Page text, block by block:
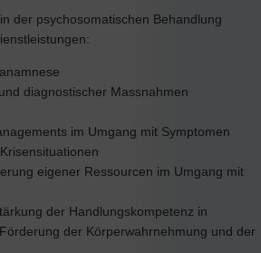
der psychosomatischen Behandlung
diagnostischer Massnahmen
im Umgang mit Symptomen
eigener Ressourcen im Umgang mit
der Handlungskompetenz in
der Körperwahrnehmung und der